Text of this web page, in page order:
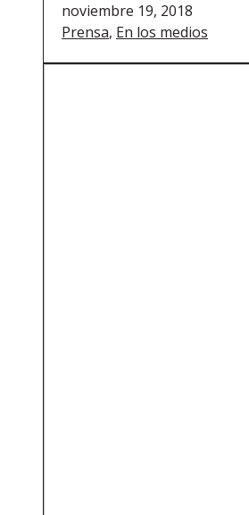
noviembre 19, 2018
Prensa, En los medios